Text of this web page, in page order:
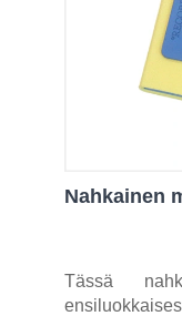
Nahkainen
Tässä